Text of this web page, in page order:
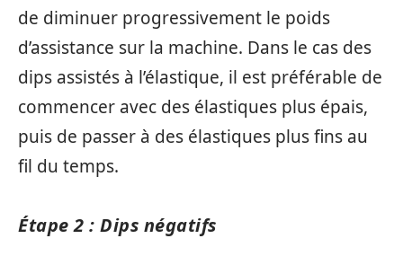
de diminuer progressivement le poids
d’assistance sur la machine. Dans le cas des
dips assistés à l’élastique, il est préférable de
commencer avec des élastiques plus épais,
puis de passer à des élastiques plus fins au
fil du temps.
Étape 2 : Dips négatifs